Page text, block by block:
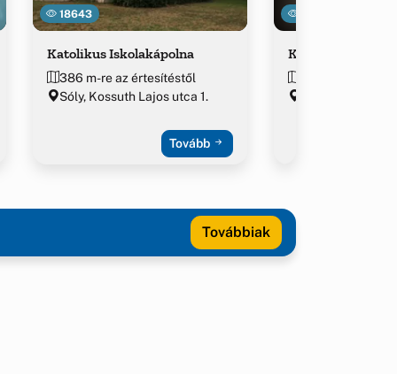
18643
Katolikus Iskolakápolna
386 m-re az értesítéstől
Sóly, Kossuth Lajos utca 1.
Tovább
Kálvária
Továbbiak